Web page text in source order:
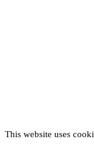
This website uses